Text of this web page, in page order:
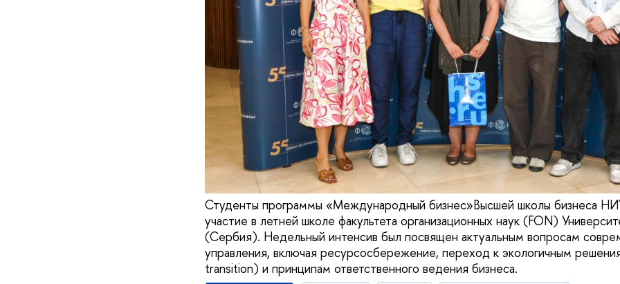
Студенты программы «Международный бизнес»Высшей школы бизнеса
участие в летней школе факультета организационных наук (FON)
(Сербия). Недельный интенсив был посвящен актуальным вопросам
управления, включая ресурсосбережение, переход к экологичным
transition) и принципам ответственного ведения бизнеса.